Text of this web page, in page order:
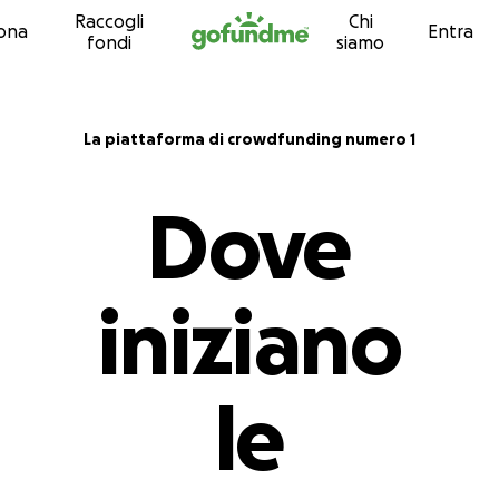
Vai al contenuto
Raccogli
fondi
Chi
siamo
Entra
La piattaforma di crowdfunding numero 1
Dove
iniziano
le